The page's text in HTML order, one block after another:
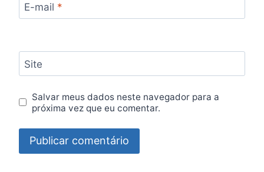
E-mail *
Site
Salvar meus dados neste navegador para a
próxima vez que eu comentar.